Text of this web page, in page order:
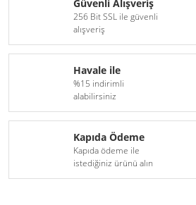
Güvenli Alışveriş
256 Bit SSL ile güvenli
alışveriş
Havale ile
%15 indirimli
alabilirsiniz
Kapıda Ödeme
Kapıda ödeme ile
istediğiniz ürünü alın